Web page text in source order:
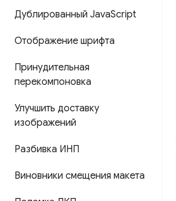
Дублированный JavaScript
Отображение шрифта
Принудительная
перекомпоновка
Улучшить доставку
изображений
Разбивка ИНП
Виновники смещения макета